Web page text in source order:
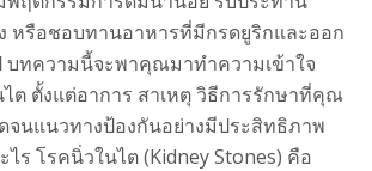
หรือชอบทานอาหารที่มีกรดยูริกและออก
บทความนี้จะพาคุณมาทำความเข้าใจ
ไต ตั้งแต่อาการ สาเหตุ วิธีการรักษาที่คุณ
จนแนวทางป้องกันอย่างมีประสิทธิภาพ
ร โรคนิ่วในไต (Kidney Stones) คือ